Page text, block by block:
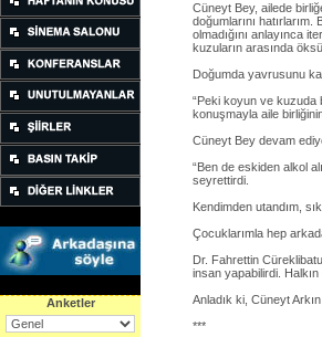
Anketler
Cüneyt Bey, ailede
doğumlarını
olmadığını anlayınca
kuzuların arasında
Doğumda yavrusunu
“Peki koyun ve kuzuda
konuşmayla aile
Cüneyt Bey devam
“Ben de eskiden alkol
seyrettirdi.
Kendimden utandım,
Çocuklarımla hep
Dr. Fahrettin
insan yapabilirdi.
Anladık ki, Cüneyt
***